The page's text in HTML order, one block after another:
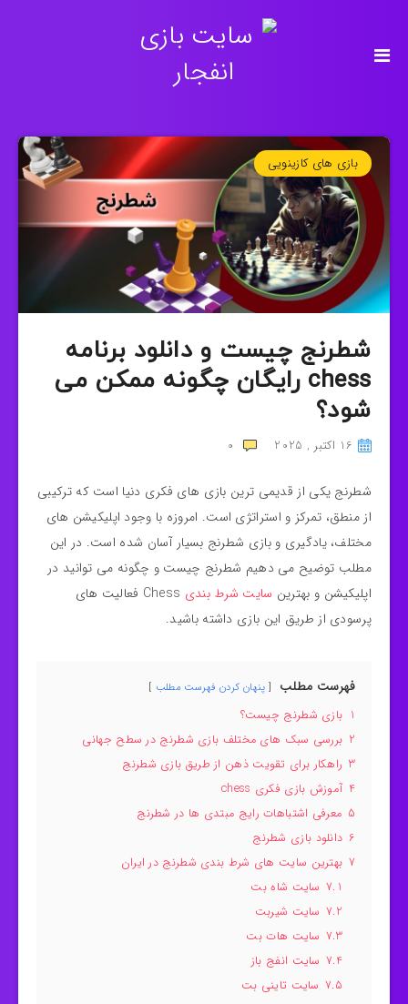
بازی های کازینویی
شطرنج چیست و دانلود برنامه
chess رایگان چگونه ممکن می
شود؟
16 اکتبر , 2025 0
شطرنج یکی از قدیمی‌ ترین بازی‌ های فکری دنیا است که ترکیبی
از منطق، تمرکز و استراتژی است. امروزه با وجود اپلیکیشن‌ های
مختلف، یادگیری و بازی شطرنج بسیار آسان شده است. در این
مطلب توضیح می‌ دهیم شطرنج چیست و چگونه می‌ توانید در
اپلیکیشن و بهترین سایت شرط بندی
Chess فعالیت های
پرسودی از طریق این بازی داشته باشید.
فهرست مطلب پنهان کردن فهرست مطلب
1 بازی شطرنج چیست؟
2 بررسی سبک‌ های مختلف بازی شطرنج در سطح جهانی
3 راهکار برای تقویت ذهن از طریق بازی شطرنج
4 آموزش بازی فکری chess
5 معرفی اشتباهات رایج مبتدی‌ ها در شطرنج
6 دانلود بازی شطرنج
7 بهترین سایت‌ های شرط‌ بندی شطرنج در ایران
7.1 سایت شاه بت
7.2 سایت شیربت
7.3 سایت هات بت
7.4 سایت انفج باز
7.5 سایت تاینی بت